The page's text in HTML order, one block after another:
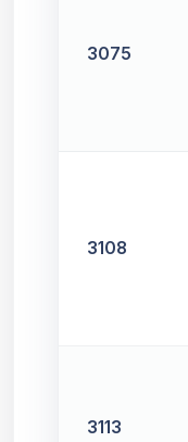
3075
3108
3113